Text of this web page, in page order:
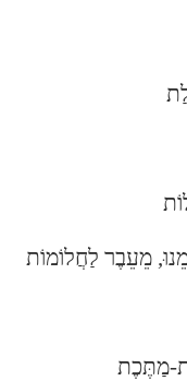
מֵעֵבֶר לַחֲלוֹמוֹת
מַתֶּכֶת